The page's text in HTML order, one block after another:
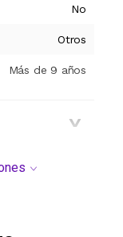
No
Otros
Más de 9 años